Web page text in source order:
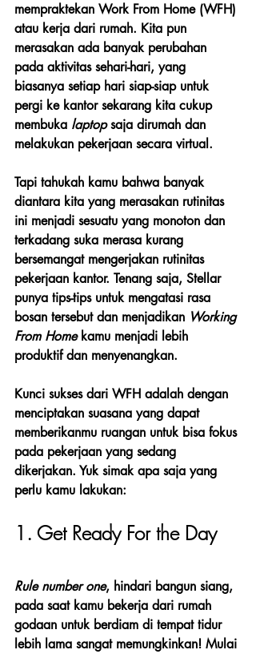
mempraktekan Work From Home (WFH)
atau kerja dari rumah. Kita pun
merasakan ada banyak perubahan
pada aktivitas sehari-hari, yang
biasanya setiap hari siap-siap untuk
pergi ke kantor sekarang kita cukup
membuka laptop saja dirumah dan
melakukan pekerjaan secara virtual.
Tapi tahukah kamu bahwa banyak
diantara kita yang merasakan rutinitas
ini menjadi sesuatu yang monoton dan
terkadang suka merasa kurang
bersemangat mengerjakan rutinitas
pekerjaan kantor. Tenang saja, Stellar
punya tips-tips untuk mengatasi rasa
bosan tersebut dan menjadikan Working
From Home kamu menjadi lebih
produktif dan menyenangkan.
Kunci sukses dari WFH adalah dengan
menciptakan suasana yang dapat
memberikanmu ruangan untuk bisa fokus
pada pekerjaan yang sedang
dikerjakan. Yuk simak apa saja yang
perlu kamu lakukan:
1. Get Ready For the Day
Rule number one, hindari bangun siang,
pada saat kamu bekerja dari rumah
godaan untuk berdiam di tempat tidur
lebih lama sangat memungkinkan! Mulai